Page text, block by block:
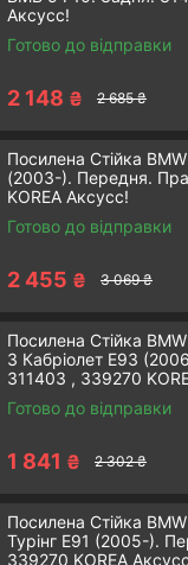
покупку можна
зв'язавшись за
Зворотній
актуальності
інформації для
Аксусс!
Готово до відправки
2 148 ₴ 2 685 ₴
Посилена Стійка
(2003-). Передня.
KOREA Аксусс!
Готово до відправки
2 455 ₴ 3 069 ₴
Посилена Стійка
3 Кабріолет E93
311403 , 339270
Готово до відправки
1 841 ₴ 2 302 ₴
Посилена Стійка
Турінг E91 (2005-).
339270 KOREA